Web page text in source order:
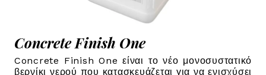
Concrete Finish One
Concrete Finish One είναι το νέο μονοσυστατικό
βερνίκι νερού που κατασκευάζεται για να ενισχύσει